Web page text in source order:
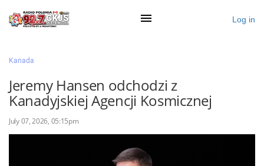
Ogłoś się
Działy
Zaloguj przez Clascal
Log in
Kanada
Jeremy Hansen odchodzi z
Kanadyjskiej Agencji Kosmicznej
July 07, 2026, 05:15pm